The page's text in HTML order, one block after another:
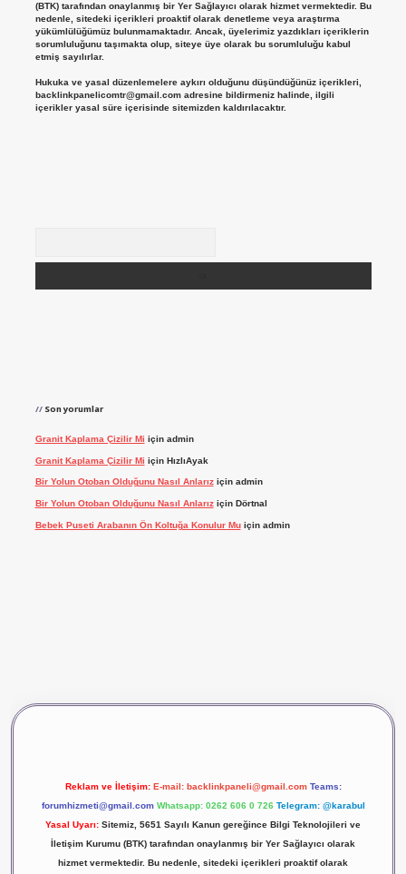
(BTK) tarafından onaylanmış bir Yer Sağlayıcı olarak hizmet vermektedir. Bu
nedenle, sitedeki içerikleri proaktif olarak denetleme veya araştırma
yükümlülüğümüz bulunmamaktadır. Ancak, üyelerimiz yazdıkları içeriklerin
sorumluluğunu taşımakta olup, siteye üye olarak bu sorumluluğu kabul
etmiş sayılırlar.
Hukuka ve yasal düzenlemelere aykırı olduğunu düşündüğünüz içerikleri,
backlinkpanelicomtr@gmail.comadresine bildirmeniz halinde, ilgili
içerikler yasal süre içerisinde sitemizden kaldırılacaktır.
Son yorumlar
Granit Kaplama Çizilir Mi için admin
Granit Kaplama Çizilir Mi için HızlıAyak
Bir Yolun Otoban Olduğunu Nasıl Anlarıziçin admin
Bir Yolun Otoban Olduğunu Nasıl Anlarıziçin Dörtnal
Bebek Puseti Arabanın Ön Koltuğa Konulur Muiçin admin
Reklam ve İletişim: E-mail: backlinkpaneli@gmail.com Teams:
forumhizmeti@gmail.com Whatsapp: 0262 606 0 726 Telegram: @karabul
Yasal Uyarı: Sitemiz, 5651 Sayılı Kanun gereğince Bilgi Teknolojileri ve
İletişim Kurumu (BTK) tarafından onaylanmış bir Yer Sağlayıcı olarak
hizmet vermektedir. Bu nedenle, sitedeki içerikleri proaktif olarak